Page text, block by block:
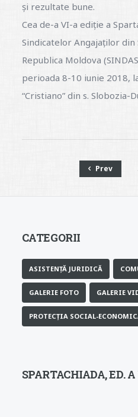
și rezultate bune.
Cea de-a VI-a ediție a
Sindicatelor Angajaților din
Republica Moldova
perioada 8-10 iunie 2018,
“Cristiano” din s. Slobozia-
Prev
CATEGORII
ASISTENȚĂ JURIDICĂ
GALERIE FOTO GALERIE
PROTECȚIA SOCIAL-
SPARTACHIADA, ED.